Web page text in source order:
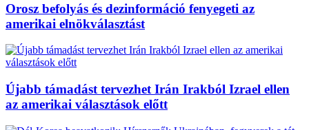
Orosz befolyás és dezinformáció fenyegeti az
amerikai elnökválasztást
Újabb támadást tervezhet Irán Irakból Izrael ellen
az amerikai választások előtt